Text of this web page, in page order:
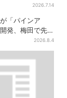
2026.7.14
「パインア
発、梅田で先
2026.8.4